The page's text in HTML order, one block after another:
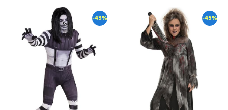
-43% -45%